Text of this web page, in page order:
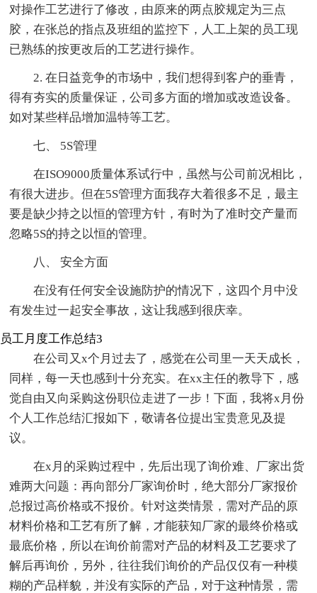
对操作工艺进行了修改，由原来的两点胶规定为三点
胶，在张总的指点及班组的监控下，人工上架的员工现
已熟练的按更改后的工艺进行操作。
2. 在日益竞争的市场中，我们想得到客户的垂青，
得有夯实的质量保证，公司多方面的增加或改造设备。
如对某些样品增加温特等工艺。
七、 5S管理
在ISO9000质量体系试行中，虽然与公司前况相比，
有很大进步。但在5S管理方面我存大着很多不足，最主
要是缺少持之以恒的管理方针，有时为了准时交产量而
忽略5S的持之以恒的管理。
八、 安全方面
在没有任何安全设施防护的情况下，这四个月中没
有发生过一起安全事故，这让我感到很庆幸。
员工月度工作总结3
在公司又x个月过去了，感觉在公司里一天天成长，
同样，每一天也感到十分充实。在xx主任的教导下，感
觉自由又向采购这份职位走进了一步！下面，我将x月份
个人工作总结汇报如下，敬请各位提出宝贵意见及提
议。
在x月的采购过程中，先后出现了询价难、厂家出货
难两大问题：再向部分厂家询价时，绝大部分厂家报价
总报过高价格或不报价。针对这类情景，需对产品的原
材料价格和工艺有所了解，才能获知厂家的最终价格或
最底价格，所以在询价前需对产品的材料及工艺要求了
解后再询价，另外，往往我们询价的产品仅仅有一种模
糊的产品样貌，并没有实际的产品，对于这种情景，需